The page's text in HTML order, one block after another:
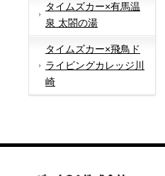
タイムズカー×有馬温
泉 太閤の湯
タイムズカー×飛鳥ド
ライビングカレッジ川
崎